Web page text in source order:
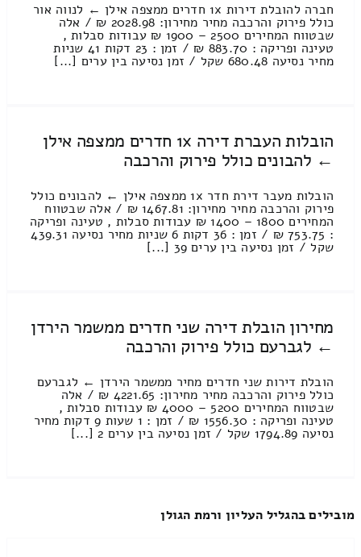
חברה להובלת דירות 1x חדרים ממצפה אילן ← לנווה אור
כולל פירוק והרכבה מחיר מחירון: 2028.98 ₪ / אלה
שבטווח המחירים 2500 – 1900 ₪ עבודות סבלות ,
טעינה ופריקה : 883.70 ₪ / זמן : 23 דקות 41 שניות
מחיר נסיעה 680.48 שקל / זמן נסיעה בין ערים [...]
הובלות העברת דירה 1x חדרים ממצפה אילן
← להבונים כולל פירוק והרכבה
הובלות מעבר דירת חדר 1x ממצפה אילן ← להבונים כולל
פירוק והרכבה מחיר מחירון: 1467.81 ₪ / אלה שבטווח
המחירים 1800 – 1400 ₪ עבודות סבלות , טעינה ופריקה
: 753.75 ₪ / זמן : 36 דקות 6 שניות מחיר נסיעה 439.31
שקל / זמן נסיעה בין ערים 39 [...]
מחירון הובלת דירה שני חדרים ממשמר הירדן
← לגברעם כולל פירוק והרכבה
הובלת דירות שני חדרים מחיר ממשמר הירדן ← לגברעם
כולל פירוק והרכבה מחיר מחירון: 4221.65 ₪ / אלה
שבטווח המחירים 5200 – 4000 ₪ עבודות סבלות ,
טעינה ופריקה : 1556.30 ₪ / זמן : 1 שעות 9 דקות מחיר
נסיעה 1794.89 שקל / זמן נסיעה בין ערים 2 [...]
מובילים בהגליל העליון ורמת הגולן